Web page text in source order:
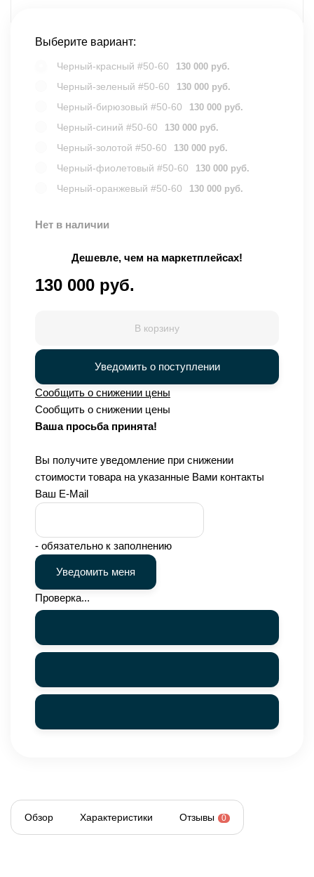
Выберите вариант:
Черный-красный #50-60 130 000 руб.
Черный-зеленый #50-60 130 000 руб.
Черный-бирюзовый #50-60 130 000 руб.
Черный-синий #50-60 130 000 руб.
Черный-золотой #50-60 130 000 руб.
Черный-фиолетовый #50-60 130 000 руб.
Черный-оранжевый #50-60 130 000 руб.
Нет в наличии
Дешевле, чем на маркетплейсах!
130 000 руб.
В корзину
Уведомить о поступлении
Сообщить о снижении цены
Сообщить о снижении цены
Ваша просьба принята!
Вы получите уведомление при снижении
стоимости товара на указанные Вами контакты
Ваш E-Mail
- обязательно к заполнению
Проверка...
Обзор Характеристики Отзывы 0